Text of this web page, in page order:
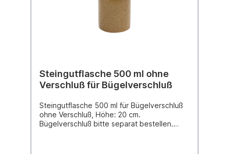
Steingutflasche 500 ml ohne
Verschluß für Bügelverschluß
Steingutflasche 500 ml für Bügelverschluß
ohne Verschluß, Höhe: 20 cm.
Bügelverschluß bitte separat bestellen.